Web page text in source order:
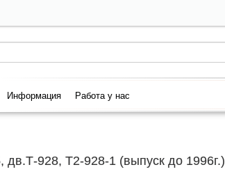
Информация Работа у нас
928, Т2-928-1 (выпуск до 1996г.)